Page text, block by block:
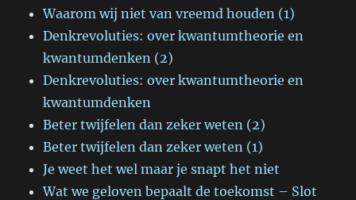
Waarom wij niet van vreemd houden (1)
Denkrevoluties: over kwantumtheorie en
kwantumdenken (2)
Denkrevoluties: over kwantumtheorie en
kwantumdenken
Beter twijfelen dan zeker weten (2)
Beter twijfelen dan zeker weten (1)
Je weet het wel maar je snapt het niet
Wat we geloven bepaalt de toekomst – Slot